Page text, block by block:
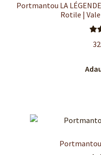
Portmantou LA
Rotile |
Portmantou